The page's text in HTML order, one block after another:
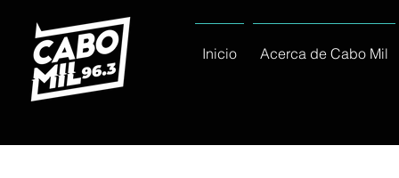
Inicio Acerca de Cabo Mil